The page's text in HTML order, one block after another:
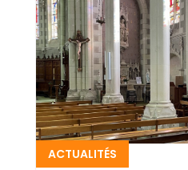
ACTUALITÉS